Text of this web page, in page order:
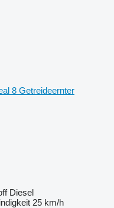
8 Getreideernter
Diesel
25 km/h